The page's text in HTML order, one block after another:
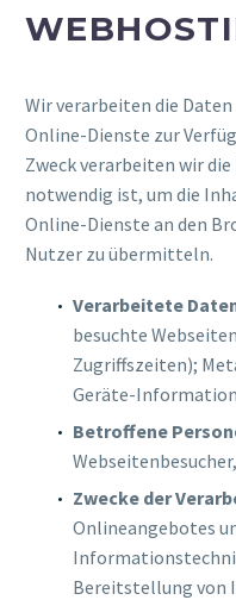
Wir verarbeiten die
Online-Dienste zur
Zweck verarbeiten wir die
notwendig ist, um die
Online-Dienste an den
Nutzer zu übermitteln.
Verarbeitete
besuchte
Zugriffszeiten);
Geräte-
Betroffene
Zwecke der
Onlineangebotes
Bereitstellung von